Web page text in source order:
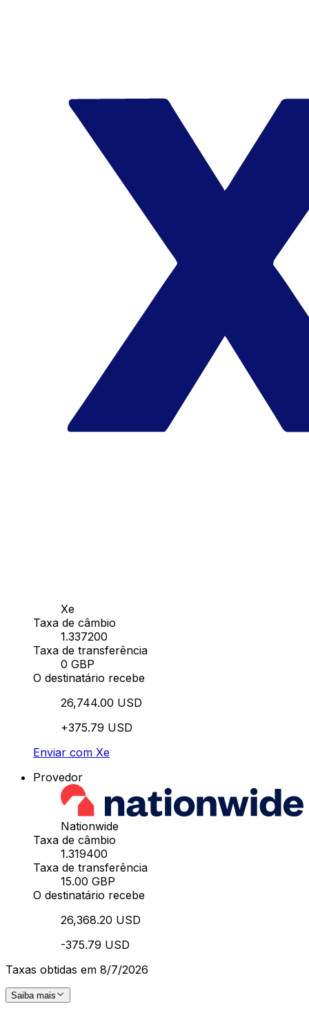
Xe
Taxa de câmbio
1.337200
Taxa de transferência
0 GBP
O destinatário recebe
26,744.00 USD
+375.79 USD
Enviar com Xe
Provedor
Nationwide
Taxa de câmbio
1.319400
Taxa de transferência
15.00 GBP
O destinatário recebe
26,368.20 USD
-375.79 USD
Taxas obtidas em 8/7/2026
Saiba mais